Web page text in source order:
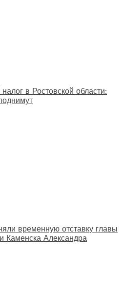
в Ростовской области:
временную отставку главы
Каменска Александра